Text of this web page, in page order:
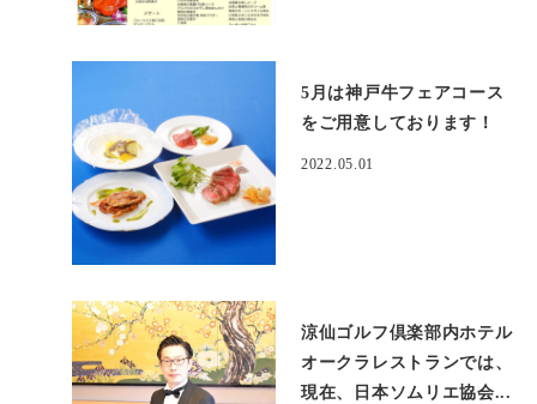
5月は神戸牛フェアコース
をご用意しております！
2022.05.01
涼仙ゴルフ倶楽部内ホテル
オークラレストランでは、
現在、日本ソムリエ協会...